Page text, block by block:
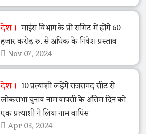
देश
माइंस विभाग के प्री समिट में होंगे 60
हजार करोड़ रु. से अधिक के निवेश प्रस्ताव
Nov 07, 2024
देश
10 प्रत्याशी लड़ेंगे राजसमंद सीट से
लोकसभा चुनाव नाम वापसी के अंतिम दिन को
एक प्रत्याशी ने लिया नाम वापिस
Apr 08, 2024